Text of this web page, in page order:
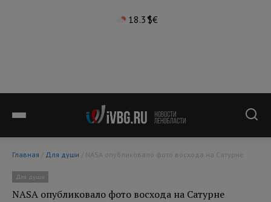
18.3°$€
Главная / Для души / NASA опубликовало фото восхода на Сатурне
Для души
NASA опубликовало фото восхода на Сатурне